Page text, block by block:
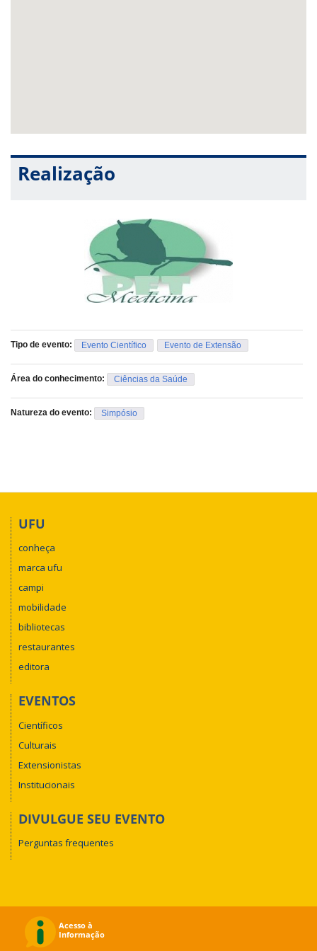
Realização
Tipo de evento: Evento Científico Evento de Extensão
Área do conhecimento: Ciências da Saúde
Natureza do evento: Simpósio
UFU
conheça
marca ufu
campi
mobilidade
bibliotecas
restaurantes
editora
EVENTOS
Científicos
Culturais
Extensionistas
Institucionais
DIVULGUE SEU EVENTO
Perguntas frequentes